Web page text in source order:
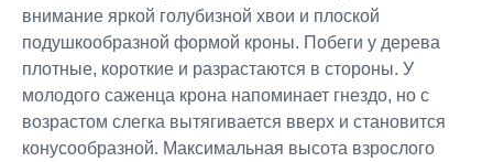
внимание яркой голубизной хвои и плоской
подушкообразной формой кроны. Побеги у дерева
плотные, короткие и разрастаются в стороны. У
молодого саженца крона напоминает гнездо, но с
возрастом слегка вытягивается вверх и становится
конусообразной. Максимальная высота взрослого